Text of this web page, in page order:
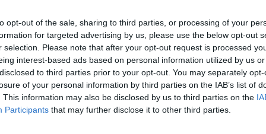
opt-out of the sale, sharing to third parties, or processing of your
for targeted advertising by us, please use the below opt-out
selection. Please note that after your opt-out request is processed
interest-based ads based on personal information utilized by us
to third parties prior to your opt-out. You may separately
of your personal information by third parties on the IAB’s list of
This information may also be disclosed by us to third parties on the
Participants that may further disclose it to other third parties.
σημαντική για την συγκεκριμένη δράση
σε φτωχούς συνανθρώπους μας που
το καλύτερο μήνυμα αισιοδοξίας,
ιδιαίτερα κρίσιμες λόγω του συνεχώς
που χρήζουν την στήριξη και την